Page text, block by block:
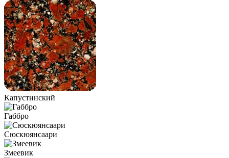
Капустинский
Габбро
Сюскюянсаари
Змеевик